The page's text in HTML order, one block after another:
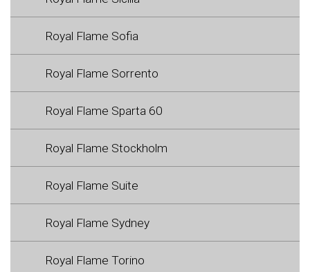
Royal Flame Sofia
Royal Flame Sorrento
Royal Flame Sparta 60
Royal Flame Stockholm
Royal Flame Suite
Royal Flame Sydney
Royal Flame Torino